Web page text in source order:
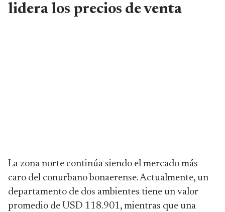
lidera los precios de venta
La zona norte continúa siendo el mercado más
caro del conurbano bonaerense. Actualmente, un
departamento de dos ambientes tiene un valor
promedio de USD 118.901, mientras que una